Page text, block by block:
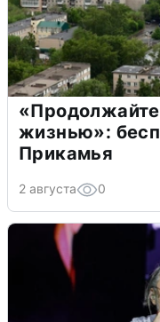
жизнью»:
Прикамья
2 августа 0